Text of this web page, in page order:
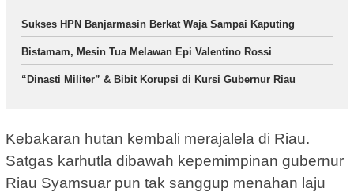
Sukses HPN Banjarmasin Berkat Waja Sampai Kaputing
Bistamam, Mesin Tua Melawan Epi Valentino Rossi
“Dinasti Militer” & Bibit Korupsi di Kursi Gubernur Riau
Kebakaran hutan kembali merajalela di Riau.
Satgas karhutla dibawah kepemimpinan gubernur
Riau Syamsuar pun tak sanggup menahan laju